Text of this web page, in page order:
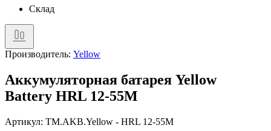
Склад
Производитель: Yellow
Аккумуляторная батарея Yellow
Battery HRL 12-55M
Артикул: TM.AKB.Yellow - HRL 12-55M